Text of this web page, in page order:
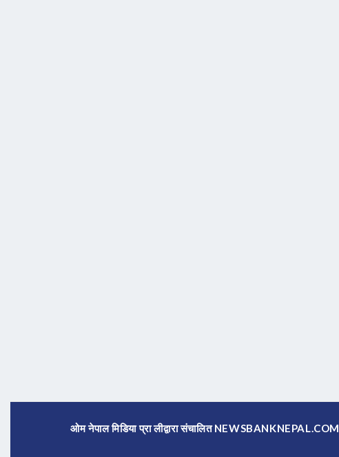
ओम नेपाल मिडिया प्रा लीद्वारा संचालित NEWSBANKNEPAL.COM